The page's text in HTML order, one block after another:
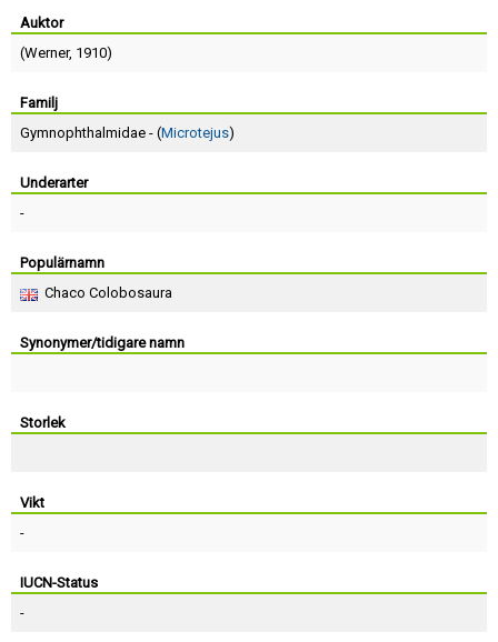
Auktor
(Werner, 1910)
Familj
Gymnophthalmidae - (Microtejus)
Underarter
-
Populärnamn
Chaco Colobosaura
Synonymer/tidigare namn
Storlek
Vikt
-
IUCN-Status
-
Terms of Service
Skapa konto